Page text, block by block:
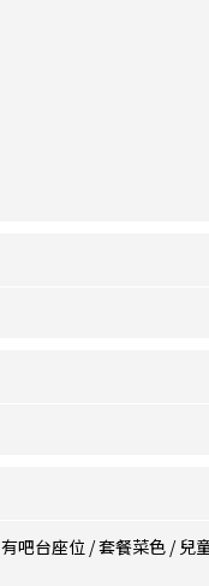
有吧台座位 /套餐菜色 / 兒